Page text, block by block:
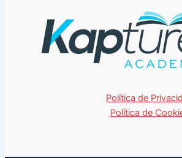
Política de
Política de